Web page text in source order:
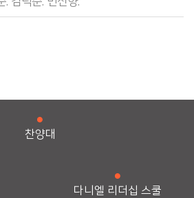
찬양대
다니엘 리더십 스쿨